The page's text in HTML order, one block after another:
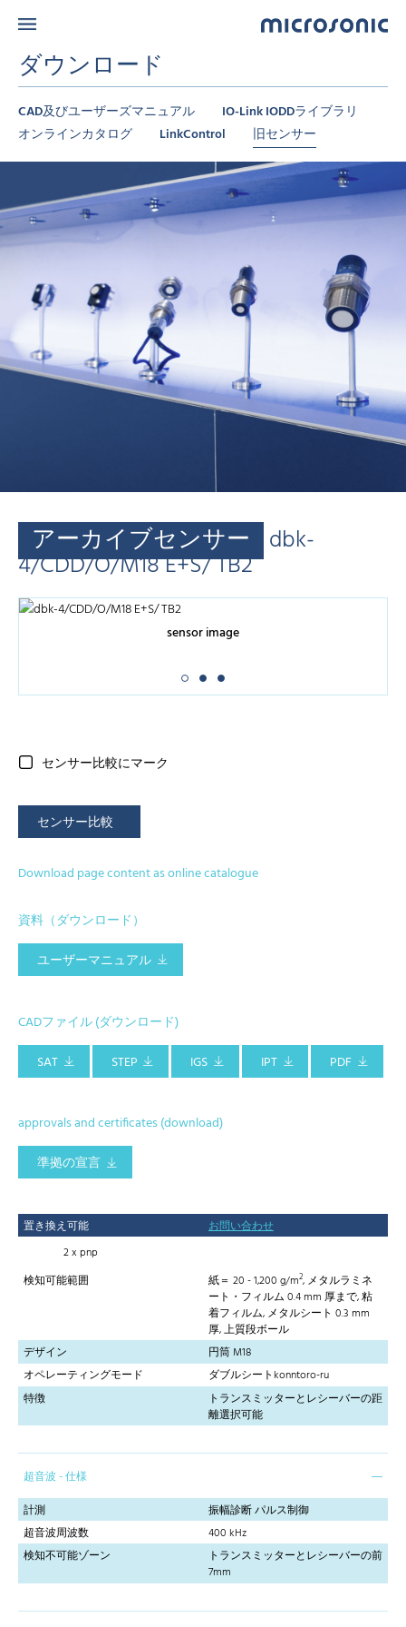
ダウンロード
CAD及びユーザーズマニュアル
IO-Link IODDライブラリ
オンラインカタログ
LinkControl 旧センサー
アーカイブセンサー dbk-
4/CDD/O/M18 E+S/ TB2
sensor image
センサー比較にマーク
センサー比較
Download page content as online catalogue
資料（ダウンロード）
ユーザーマニュアル
CADファイル (ダウンロード)
SAT
STEP IGS IPT PDF
approvals and certificates (download)
準拠の宣言
置き換え可能
お問い合わせ
2 x pnp
検知可能範囲
紙＝ 20 - 1,200 g/m2, メタルラミネ
ート・フィルム 0.4 mm 厚まで, 粘
着フィルム, メタルシート 0.3 mm
厚, 上質段ボール
デザイン
円筒 M18
オペレーティングモード
ダブルシートkonntoro-ru
特徴
トランスミッターとレシーバーの距
離選択可能
超音波 - 仕様
計測
振幅診断 パルス制御
超音波周波数
400 kHz
検知不可能ゾーン
トランスミッターとレシーバーの前
7mm